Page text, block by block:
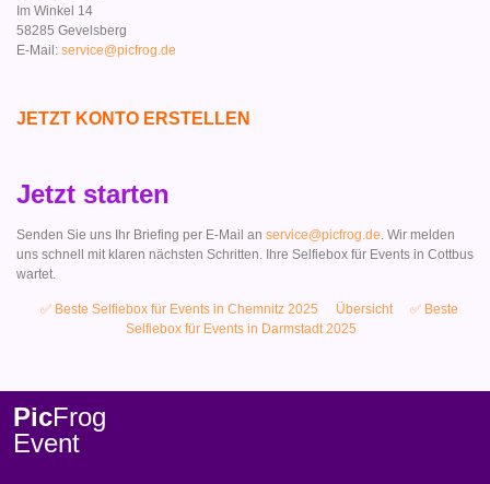
Im Winkel 14
58285 Gevelsberg
E-Mail: service@picfrog.de
JETZT KONTO ERSTELLEN
Jetzt starten
Senden Sie uns Ihr Briefing per E-Mail an service@picfrog.de . Wir melden
uns schnell mit klaren nächsten Schritten. Ihre Selfiebox für Events in Cottbus
wartet.
✅ Beste Selfiebox für Events in Chemnitz 2025 Übersicht
✅ Beste
Selfiebox für Events in Darmstadt 2025
PicFrog
Event